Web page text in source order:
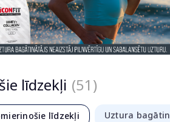
līdzekļi (51)
līdzekļi Uztura